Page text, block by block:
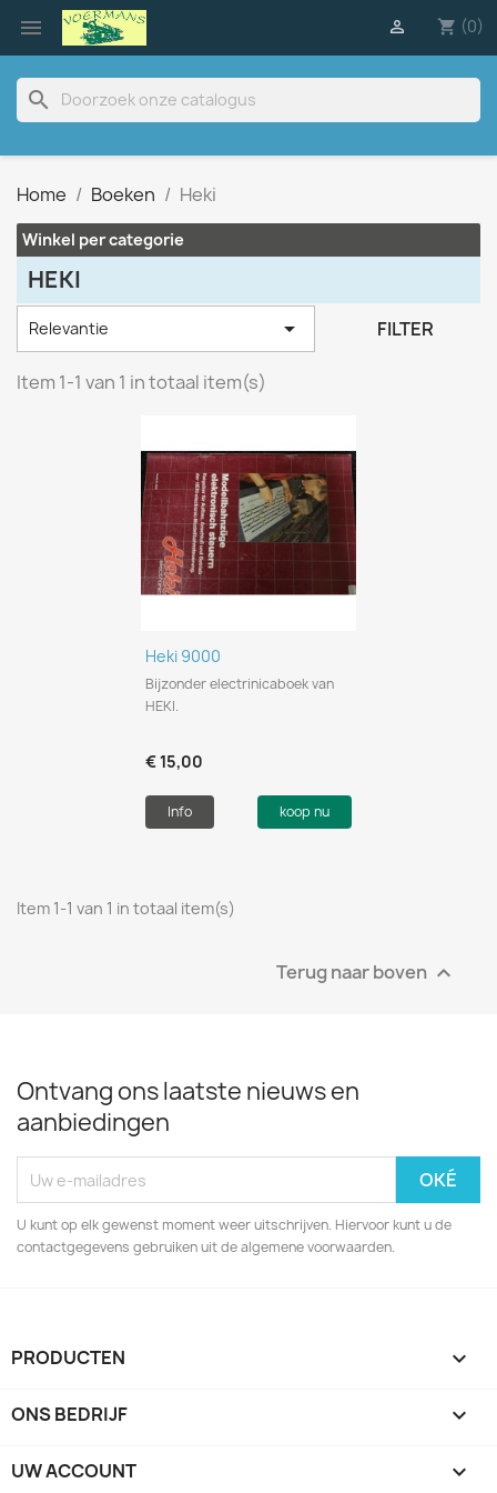
 shopping_cart (0)

search
Home Boeken Heki
Winkel per categorie
HEKI
Relevantie  FILTER
Item 1-1 van 1 in totaal item(s)
Heki 9000
Bijzonder electrinicaboek van
HEKI.
€ 15,00
Info koop nu
Item 1-1 van 1 in totaal item(s)
Terug naar boven 
Ontvang ons laatste nieuws en
aanbiedingen
U kunt op elk gewenst moment weer uitschrijven. Hiervoor kunt u de
contactgegevens gebruiken uit de algemene voorwaarden.
PRODUCTEN 
ONS BEDRIJF 
UW ACCOUNT 